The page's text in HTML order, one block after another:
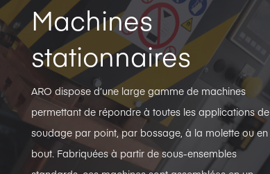
Machines
stationnaires
ARO dispose d’une large gamme de machines
permettant de répondre à toutes les applications de
soudage par point, par bossage, à la molette ou en
bout. Fabriquées à partir de sous-ensembles